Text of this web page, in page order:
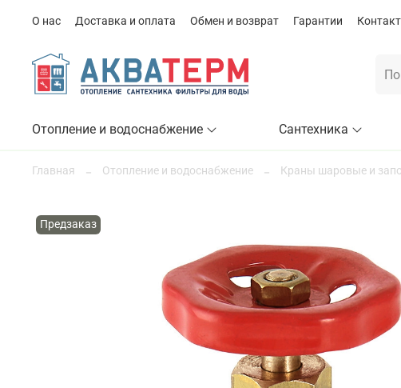
О нас Доставка и оплата Обмен и возврат Гарантии
Отопление и водоснабжение Сантехника
Главная Отопление и водоснабжение Краны шаровые и
Предзаказ